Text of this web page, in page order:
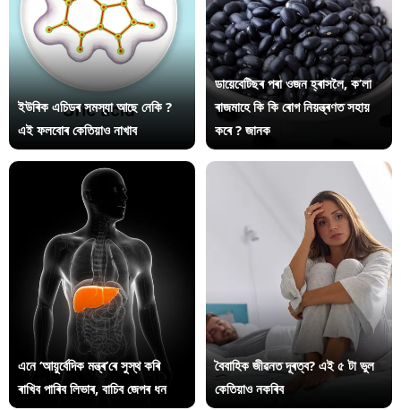
ইউৰিক এচিডৰ সমস্যা আছে নেকি ?
এই ফলবোৰ কেতিয়াও নাখাব
ডায়েবেটিছৰ পৰা ওজন হ্ৰাসলৈ, ক’লা
ৰাজমাহে কি কি ৰোগ নিয়ন্ত্ৰণত সহায়
কৰে ? জানক
এনে ‘আয়ুৰ্বেদিক মন্ত্ৰ’ৰে সুস্থ কৰি
ৰাখিব পাৰিব লিভাৰ, বাচিব জেপৰ ধন
বৈবাহিক জীৱনত দূৰত্ব? এই ৫ টা ভুল
কেতিয়াও নকৰিব